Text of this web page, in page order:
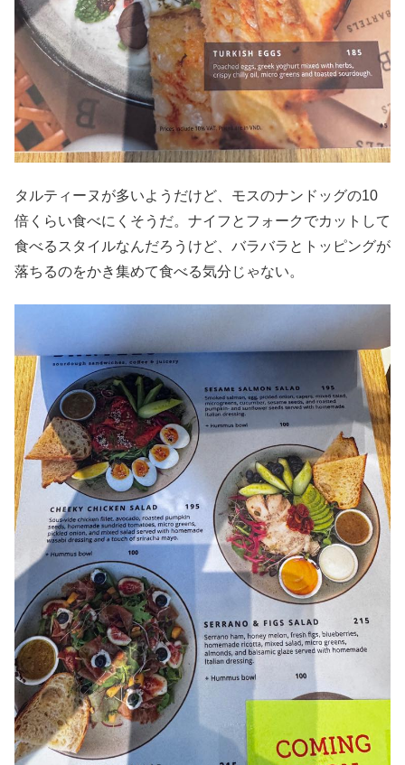
タルティーヌが多いようだけど、モスのナンドッグの10
倍くらい食べにくそうだ。ナイフとフォークでカットして
食べるスタイルなんだろうけど、バラバラとトッピングが
落ちるのをかき集めて食べる気分じゃない。